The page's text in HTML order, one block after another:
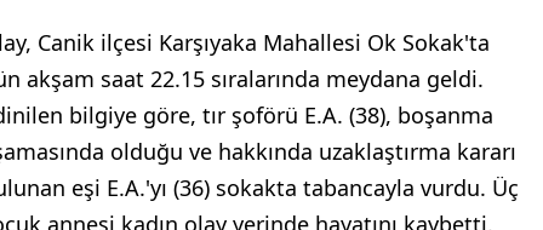
Canik ilçesi Karşıyaka Mahallesi Ok Sokak'ta
akşam saat 22.15 sıralarında meydana geldi.
bilgiye göre, tır şoförü E.A. (38), boşanma
olduğu ve hakkında uzaklaştırma kararı
eşi E.A.'yı (36) sokakta tabancayla vurdu. Üç
annesi kadın olay yerinde hayatını kaybetti.